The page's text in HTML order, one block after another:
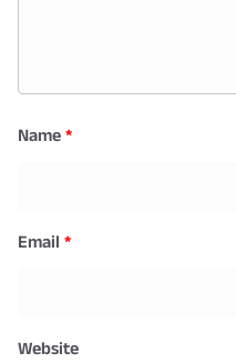
Name*
Email *
Website